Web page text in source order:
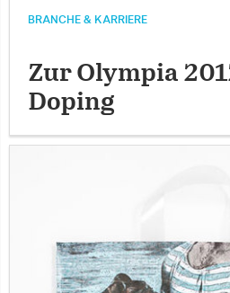
BRANCHE & KARRIERE
Zur Olympia
Doping